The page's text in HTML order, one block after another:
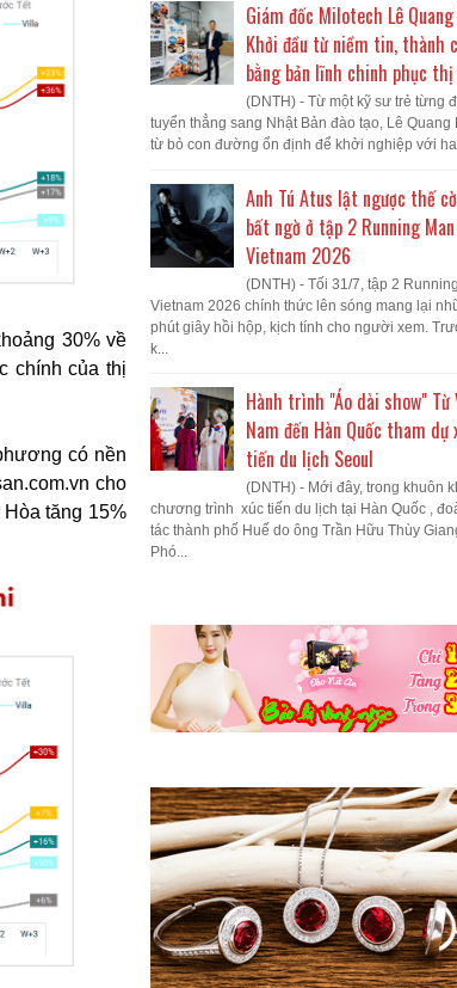
30% về
chính của thị
có nền
cho
tăng 15%
Giám đốc Milotech Lê Quang
Khởi đầu từ niềm tin, thành
bằng bản lĩnh chinh phục
(DNTH) - Từ một kỹ sư trẻ từng
tuyển thẳng sang Nhật Bản đào tạo, Lê Quang
từ bỏ con đường ổn định để khởi nghiệp với
Anh Tú Atus lật ngược thế
bất ngờ ở tập 2 Running Man
Vietnam 2026
(DNTH) - Tối 31/7, tập 2
Vietnam 2026 chính thức lên sóng mang lại
phút giây hồi hộp, kịch tính cho người xem.
k...
Hành trình "Áo dài show" Từ
Nam đến Hàn Quốc tham dự
tiến du lịch Seoul
(DNTH) - Mới đây, trong khuôn
chương trình xúc tiến du lịch tại Hàn Quốc ,
tác thành phố Huế do ông Trần Hữu Thùy
Phó...